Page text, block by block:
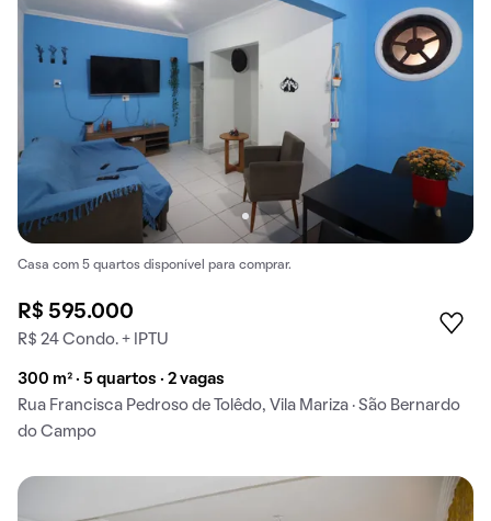
Casa com 5 quartos disponível para comprar.
R$ 595.000
R$ 24 Condo. + IPTU
300 m² · 5 quartos · 2 vagas
Rua Francisca Pedroso de Tolêdo, Vila Mariza · São Bernardo
do Campo